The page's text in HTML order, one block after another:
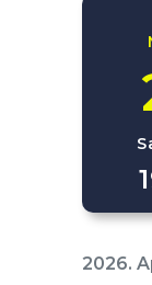
2026.